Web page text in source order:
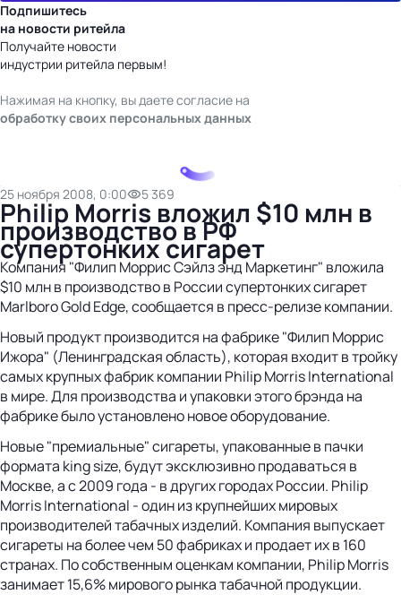
Подпишитесь
на новости ритейла
Получайте новости
индустрии ритейла первым!
Нажимая на кнопку, вы даете согласие на
обработку своих персональных данных
25 ноября 2008, 0:00 5 369
Philip Morris вложил $10 млн в
производство в РФ
супертонких сигарет
Компания "Филип Моррис Сэйлз энд Маркетинг" вложила
$10 млн в производство в России супертонких сигарет
Marlboro Gold Edge, сообщается в пресс-релизе компании.
Новый продукт производится на фабрике "Филип Моррис
Ижора" (Ленинградская область), которая входит в тройку
самых крупных фабрик компании Philip Morris International
в мире. Для производства и упаковки этого брэнда на
фабрике было установлено новое оборудование.
Новые "премиальные" сигареты, упакованные в пачки
формата king size, будут эксклюзивно продаваться в
Москве, а с 2009 года - в других городах России. Philip
Morris International - один из крупнейших мировых
производителей табачных изделий. Компания выпускает
сигареты на более чем 50 фабриках и продает их в 160
странах. По собственным оценкам компании, Philip Morris
занимает 15,6% мирового рынка табачной продукции.